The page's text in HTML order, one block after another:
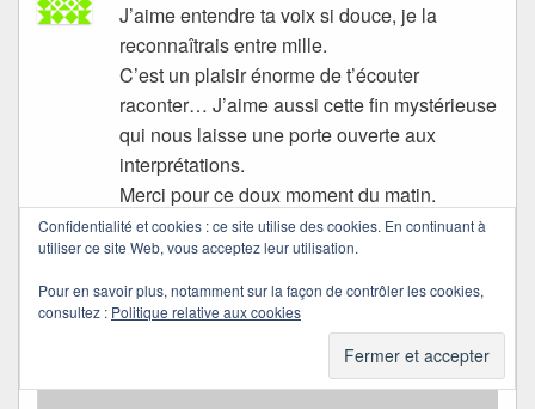
J’aime entendre ta voix si douce, je la
reconnaîtrais entre mille.
C’est un plaisir énorme de t’écouter
raconter… J’aime aussi cette fin mystérieuse
qui nous laisse une porte ouverte aux
interprétations.
Merci pour ce doux moment du matin.
Je t’embrasse très fort. Bonne journée et
amicales pensées à vous deux de nous
deux.
a dit :
Confidentialité et cookies : ce site utilise des cookies. En continuant à
utiliser ce site Web, vous acceptez leur utilisation.
Pour en savoir plus, notamment sur la façon de contrôler les cookies,
consultez : Politique relative aux cookies